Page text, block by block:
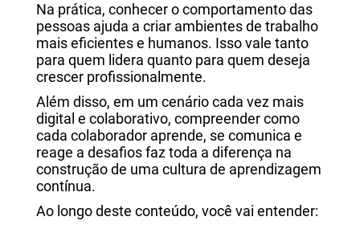
Na prática, conhecer o comportamento das
pessoas ajuda a criar ambientes de trabalho
mais eficientes e humanos. Isso vale tanto
para quem lidera quanto para quem deseja
crescer profissionalmente.
Além disso, em um cenário cada vez mais
digital e colaborativo, compreender como
cada colaborador aprende, se comunica e
reage a desafios faz toda a diferença na
construção de uma cultura de aprendizagem
contínua.
Ao longo deste conteúdo, você vai entender: